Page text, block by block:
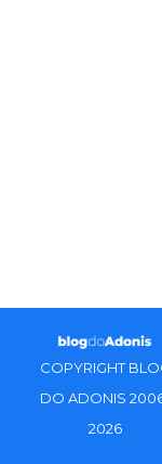
COPYRIGHT
DO ADONIS
2026